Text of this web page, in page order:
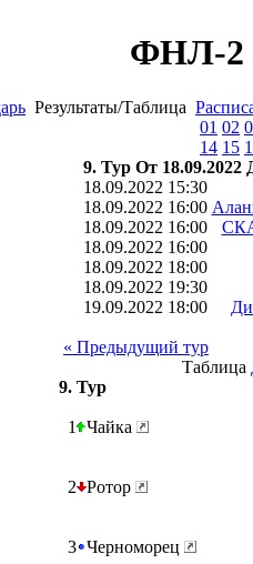
ФНЛ-2
Результаты/Таблица
01 02
14 15
9. Тур От 18.09.2022
18.09.2022 15:30
18.09.2022 16:00
18.09.2022 16:00
18.09.2022 16:00
18.09.2022 18:00
18.09.2022 19:30
19.09.2022 18:00
« Предыдущий тур
Таблица
9. Тур
1 Чайка
2 Ротор
3 Черноморец